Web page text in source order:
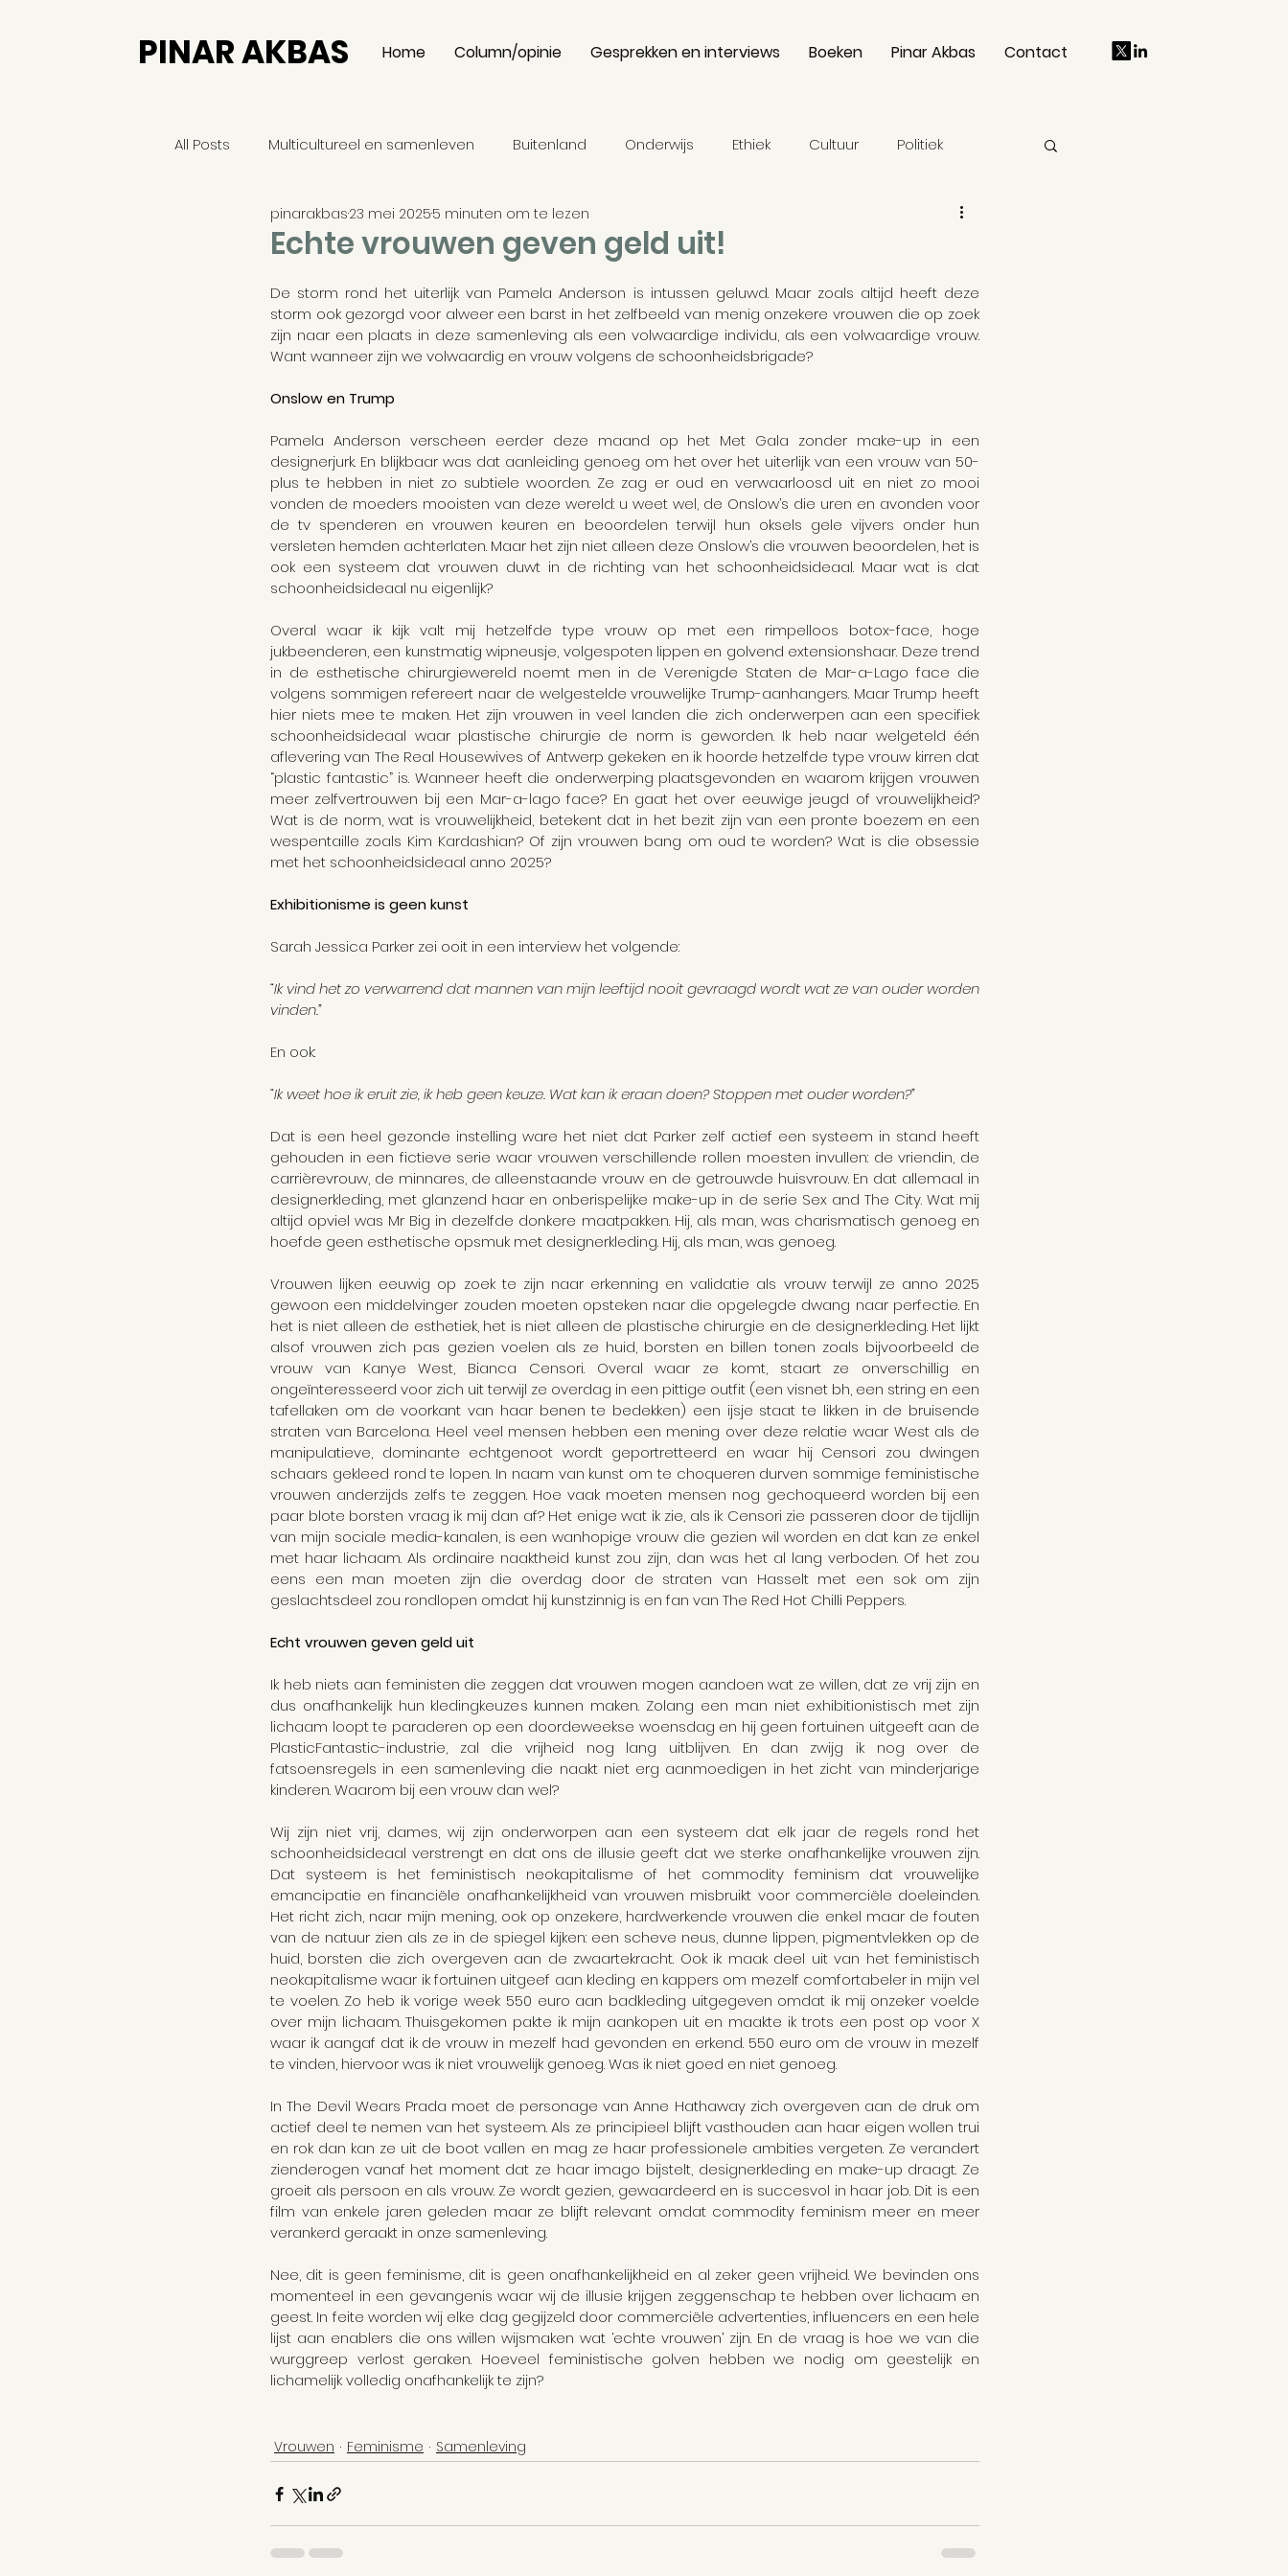
Home Column/opinie Gesprekken en interviews Boeken Pinar Akbas Contact
PINAR AKBAS
All Posts Multicultureel en samenleven Buitenland Onderwijs Ethiek Cultuur Politiek
Europa Religie Binnenland Mens en maatschappij
Persoonlijk verhaal Meningen Turkije Presidentsverkiezingen Erdogan Kilicdaroglu
Feminisme Vrouwen Samenleving
Echte vrouwen geven geld uit!
pinarakbas23 mei 20255 minuten om te lezen
De storm rond het uiterlijk van Pamela Anderson is intussen geluwd. Maar zoals altijd heeft deze
storm ook gezorgd voor alweer een barst in het zelfbeeld van menig onzekere vrouwen die op zoek
zijn naar een plaats in deze samenleving als een volwaardige individu, als een volwaardige vrouw.
Want wanneer zijn we volwaardig en vrouw volgens de schoonheidsbrigade?
Onslow en Trump
Pamela Anderson verscheen eerder deze maand op het Met Gala zonder make-up in een
designerjurk. En blijkbaar was dat aanleiding genoeg om het over het uiterlijk van een vrouw van 50-
plus te hebben in niet zo subtiele woorden. Ze zag er oud en verwaarloosd uit en niet zo mooi
vonden de moeders mooisten van deze wereld: u weet wel, de Onslow’s die uren en avonden voor
de tv spenderen en vrouwen keuren en beoordelen terwijl hun oksels gele vijvers onder hun
versleten hemden achterlaten. Maar het zijn niet alleen deze Onslow’s die vrouwen beoordelen, het is
ook een systeem dat vrouwen duwt in de richting van het schoonheidsideaal. Maar wat is dat
schoonheidsideaal nu eigenlijk?
Overal waar ik kijk valt mij hetzelfde type vrouw op met een rimpelloos botox-face, hoge
jukbeenderen, een kunstmatig wipneusje, volgespoten lippen en golvend extensionshaar. Deze trend
in de esthetische chirurgiewereld noemt men in de Verenigde Staten de Mar-a-Lago face die
volgens sommigen refereert naar de welgestelde vrouwelijke Trump-aanhangers. Maar Trump heeft
hier niets mee te maken. Het zijn vrouwen in veel landen die zich onderwerpen aan een specifiek
schoonheidsideaal waar plastische chirurgie de norm is geworden. Ik heb naar welgeteld één
aflevering van The Real Housewives of Antwerp gekeken en ik hoorde hetzelfde type vrouw kirren dat
“plastic fantastic” is. Wanneer heeft die onderwerping plaatsgevonden en waarom krijgen vrouwen
meer zelfvertrouwen bij een Mar-a-lago face? En gaat het over eeuwige jeugd of vrouwelijkheid?
Wat is de norm, wat is vrouwelijkheid, betekent dat in het bezit zijn van een pronte boezem en een
wespentaille zoals Kim Kardashian? Of zijn vrouwen bang om oud te worden? Wat is die obsessie
met het schoonheidsideaal anno 2025?
Exhibitionisme is geen kunst
Sarah Jessica Parker zei ooit in een interview het volgende:
“Ik vind het zo verwarrend dat mannen van mijn leeftijd nooit gevraagd wordt wat ze van ouder worden
vinden.”
En ook:
“Ik weet hoe ik eruit zie, ik heb geen keuze. Wat kan ik eraan doen? Stoppen met ouder worden?”
Dat is een heel gezonde instelling ware het niet dat Parker zelf actief een systeem in stand heeft
gehouden in een fictieve serie waar vrouwen verschillende rollen moesten invullen: de vriendin, de
carrièrevrouw, de minnares, de alleenstaande vrouw en de getrouwde huisvrouw. En dat allemaal in
designerkleding, met glanzend haar en onberispelijke make-up in de serie Sex and The City. Wat mij
altijd opviel was Mr Big in dezelfde donkere maatpakken. Hij, als man, was charismatisch genoeg en
hoefde geen esthetische opsmuk met designerkleding. Hij, als man, was genoeg.
Vrouwen lijken eeuwig op zoek te zijn naar erkenning en validatie als vrouw terwijl ze anno 2025
gewoon een middelvinger zouden moeten opsteken naar die opgelegde dwang naar perfectie. En
het is niet alleen de esthetiek, het is niet alleen de plastische chirurgie en de designerkleding. Het lijkt
alsof vrouwen zich pas gezien voelen als ze huid, borsten en billen tonen zoals bijvoorbeeld de
vrouw van Kanye West, Bianca Censori. Overal waar ze komt, staart ze onverschillig en
ongeïnteresseerd voor zich uit terwijl ze overdag in een pittige outfit (een visnet bh, een string en een
tafellaken om de voorkant van haar benen te bedekken) een ijsje staat te likken in de bruisende
straten van Barcelona. Heel veel mensen hebben een mening over deze relatie waar West als de
manipulatieve, dominante echtgenoot wordt geportretteerd en waar hij Censori zou dwingen
schaars gekleed rond te lopen. In naam van kunst om te choqueren durven sommige feministische
vrouwen anderzijds zelfs te zeggen. Hoe vaak moeten mensen nog gechoqueerd worden bij een
paar blote borsten vraag ik mij dan af? Het enige wat ik zie, als ik Censori zie passeren door de tijdlijn
van mijn sociale media-kanalen, is een wanhopige vrouw die gezien wil worden en dat kan ze enkel
met haar lichaam. Als ordinaire naaktheid kunst zou zijn, dan was het al lang verboden. Of het zou
eens een man moeten zijn die overdag door de straten van Hasselt met een sok om zijn
geslachtsdeel zou rondlopen omdat hij kunstzinnig is en fan van The Red Hot Chilli Peppers.
Echt vrouwen geven geld uit
Ik heb niets aan feministen die zeggen dat vrouwen mogen aandoen wat ze willen, dat ze vrij zijn en
dus onafhankelijk hun kledingkeuzes kunnen maken. Zolang een man niet exhibitionistisch met zijn
lichaam loopt te paraderen op een doordeweekse woensdag en hij geen fortuinen uitgeeft aan de
PlasticFantastic-industrie, zal die vrijheid nog lang uitblijven. En dan zwijg ik nog over de
fatsoensregels in een samenleving die naakt niet erg aanmoedigen in het zicht van minderjarige
kinderen. Waarom bij een vrouw dan wel?
Wij zijn niet vrij, dames, wij zijn onderworpen aan een systeem dat elk jaar de regels rond het
schoonheidsideaal verstrengt en dat ons de illusie geeft dat we sterke onafhankelijke vrouwen zijn.
Dat systeem is het feministisch neokapitalisme of het commodity feminism dat vrouwelijke
emancipatie en financiële onafhankelijkheid van vrouwen misbruikt voor commerciële doeleinden.
Het richt zich, naar mijn mening, ook op onzekere, hardwerkende vrouwen die enkel maar de fouten
van de natuur zien als ze in de spiegel kijken: een scheve neus, dunne lippen, pigmentvlekken op de
huid, borsten die zich overgeven aan de zwaartekracht. Ook ik maak deel uit van het feministisch
neokapitalisme waar ik fortuinen uitgeef aan kleding en kappers om mezelf comfortabeler in mijn vel
te voelen. Zo heb ik vorige week 550 euro aan badkleding uitgegeven omdat ik mij onzeker voelde
over mijn lichaam. Thuisgekomen pakte ik mijn aankopen uit en maakte ik trots een post op voor X
waar ik aangaf dat ik de vrouw in mezelf had gevonden en erkend. 550 euro om de vrouw in mezelf
te vinden, hiervoor was ik niet vrouwelijk genoeg. Was ik niet goed en niet genoeg.
In The Devil Wears Prada moet de personage van Anne Hathaway zich overgeven aan de druk om
actief deel te nemen van het systeem. Als ze principieel blijft vasthouden aan haar eigen wollen trui
en rok dan kan ze uit de boot vallen en mag ze haar professionele ambities vergeten. Ze verandert
zienderogen vanaf het moment dat ze haar imago bijstelt, designerkleding en make-up draagt. Ze
groeit als persoon en als vrouw. Ze wordt gezien, gewaardeerd en is succesvol in haar job. Dit is een
film van enkele jaren geleden maar ze blijft relevant omdat commodity feminism meer en meer
verankerd geraakt in onze samenleving.
Nee, dit is geen feminisme, dit is geen onafhankelijkheid en al zeker geen vrijheid. We bevinden ons
momenteel in een gevangenis waar wij de illusie krijgen zeggenschap te hebben over lichaam en
geest. In feite worden wij elke dag gegijzeld door commerciële advertenties, influencers en een hele
lijst aan enablers die ons willen wijsmaken wat ‘echte vrouwen’ zijn. En de vraag is hoe we van die
wurggreep verlost geraken. Hoeveel feministische golven hebben we nodig om geestelijk en
lichamelijk volledig onafhankelijk te zijn?
Vrouwen Feminisme Samenleving